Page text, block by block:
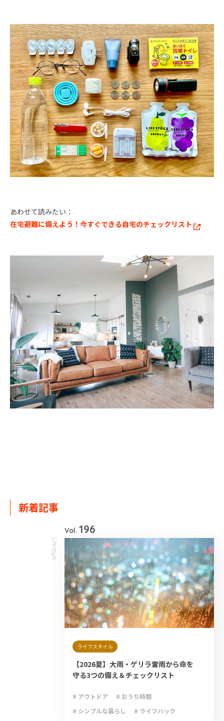
あわせて読みたい：
在宅避難に備えよう！今すぐできる自宅のチェックリスト
新着記事
Lifestyle
Vol. 196
ライフスタイル
【2026夏】大雨・ゲリラ雷雨から命を
守る3つの備え＆チェックリスト
# アウトドア
# おうち時間
# シンプルな暮らし
# ライフハック